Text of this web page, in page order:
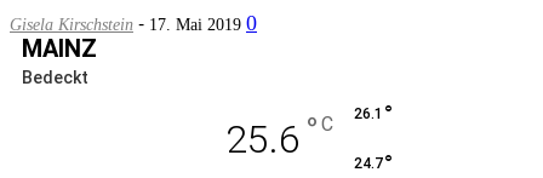
Gisela Kirschstein - 17. Mai 2019 0
MAINZ
Bedeckt
25.6 ° C 26.1 °
24.7°